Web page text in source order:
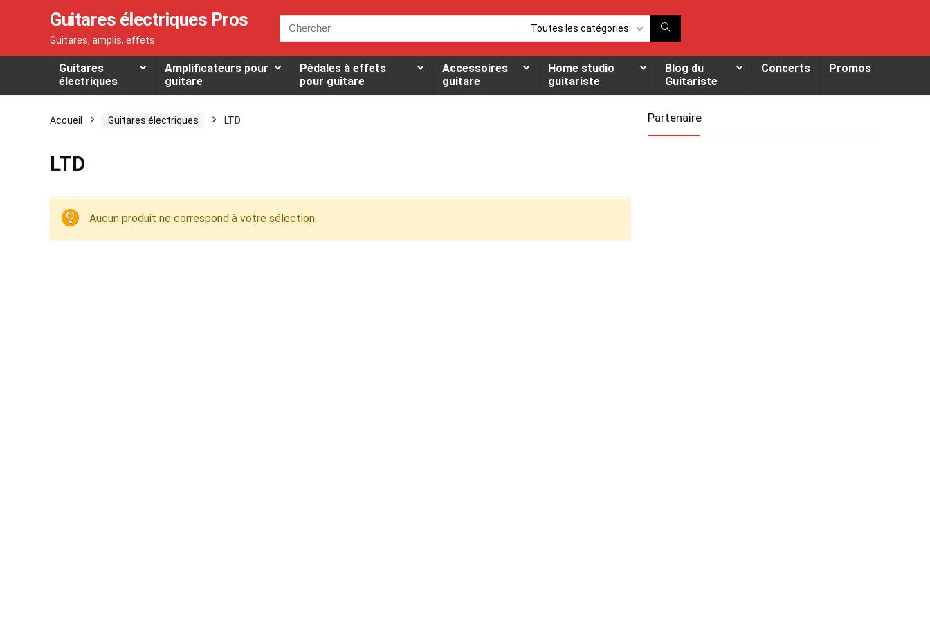
Guitares électriques Pros
Guitares, amplis, effets
for:
Toutes les catégories
Guitares
électriques
Amplificateurs pour
guitare
Pédales à effets
pour guitare
Accessoires
guitare
Home studio
guitariste
Blog du
Guitariste
Concerts Promos
Accueil Guitares électriques LTD
LTD
Aucun produit ne correspond à votre sélection.
Partenaire